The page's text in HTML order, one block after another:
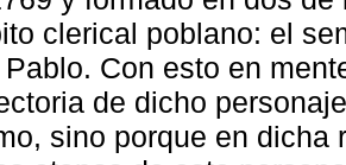
clerical poblano: el
Pablo. Con esto en
de dicho
sino porque en dicha